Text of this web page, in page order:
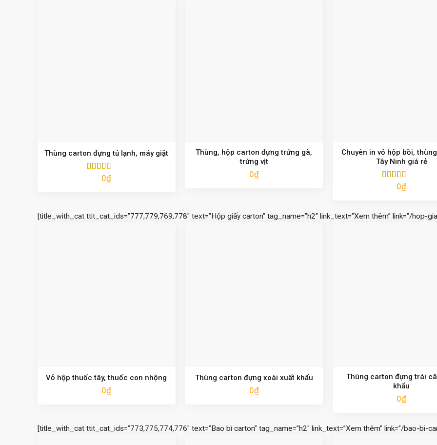
Thùng carton đựng tủ lạnh, máy giặt
Được xếp
0₫
Thùng, hộp carton đựng trứng gà,
trứng vịt
0₫
Chuyên in vỏ hộp bồi,
Tây Ninh giá rẻ
Được xếp
0₫
[title_with_cat ttit_cat_ids=”777,779,769,778″ text=”Hộp giấy carton” tag_name=”h2″ link_text=”Xem thêm” link=”/hop-
Vỏ hộp thuốc tây, thuốc con nhộng
0₫
Thùng carton đựng xoài xuất khẩu
0₫
Thùng carton đựng trái
khẩu
0₫
[title_with_cat ttit_cat_ids=”773,775,774,776″ text=”Bao bì carton” tag_name=”h2″ link_text=”Xem thêm” link=”/bao-bi-